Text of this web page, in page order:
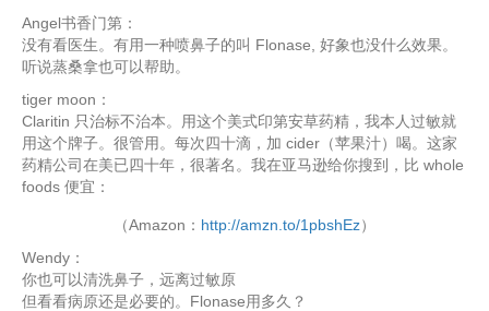
Angel书香门第：
没有看医生。有用一种喷鼻子的叫 Flonase, 好象也没什么效果。
听说蒸桑拿也可以帮助。
tiger moon：
Claritin 只治标不治本。用这个美式印第安草药精，我本人过敏就
用这个牌子。很管用。每次四十滴，加 cider（苹果汁）喝。这家
药精公司在美已四十年，很著名。我在亚马逊给你搜到，比 whole
foods 便宜：
（Amazon： http://amzn.to/1pbshEz）
Wendy：
你也可以清洗鼻子，远离过敏原
但看看病原还是必要的。Flonase用多久？